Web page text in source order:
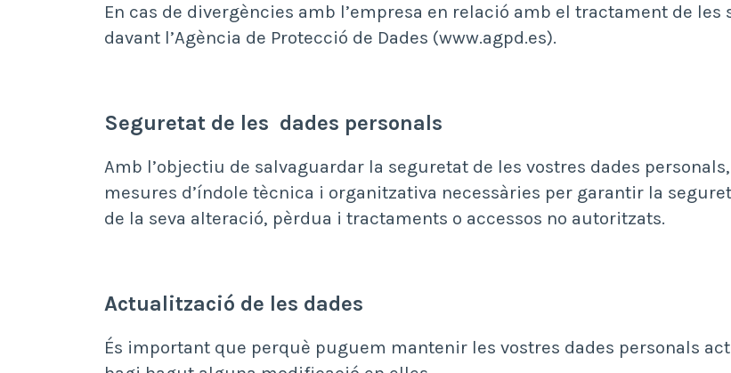
En cas de divergències amb l’empresa en relació amb el tractament de
davant l’Agència de Protecció de Dades (www.agpd.es).
Seguretat de les dades personals
Amb l’objectiu de salvaguardar la seguretat de les vostres dades
mesures d’índole tècnica i organitzativa necessàries per garantir la
de la seva alteració, pèrdua i tractaments o accessos no autoritzats.
Actualització de les dades
És important que perquè puguem mantenir les vostres dades personals